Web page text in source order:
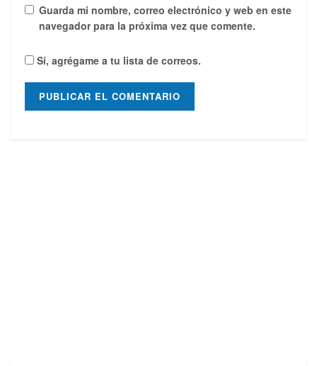
Guarda mi nombre, correo electrónico y web en este
navegador para la próxima vez que comente.
Sí, agrégame a tu lista de correos.